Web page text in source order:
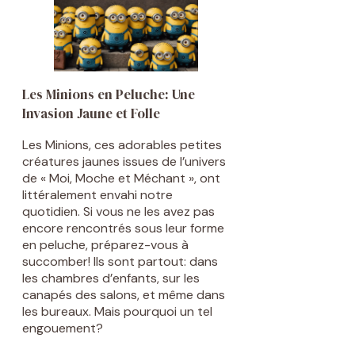
Les Minions en Peluche: Une
Invasion Jaune et Folle
Les Minions, ces adorables petites
créatures jaunes issues de l’univers
de « Moi, Moche et Méchant », ont
littéralement envahi notre
quotidien. Si vous ne les avez pas
encore rencontrés sous leur forme
en peluche, préparez-vous à
succomber! Ils sont partout: dans
les chambres d’enfants, sur les
canapés des salons, et même dans
les bureaux. Mais pourquoi un tel
engouement?